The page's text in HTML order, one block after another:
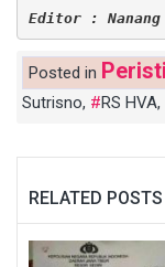
Editor :
Posted in
Sutrisno, RS HVA,
RELATED POSTS